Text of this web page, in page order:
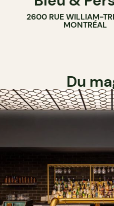
COMPTOIR
SANDWICHERIE
2600 RUE WILLIAM-
MONTRÉAL
Du